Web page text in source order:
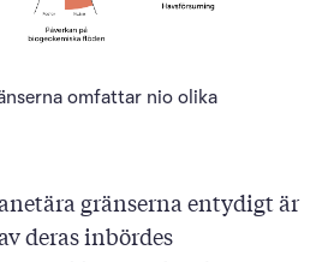
omfattar nio olika
gränserna entydigt är
deras inbördes